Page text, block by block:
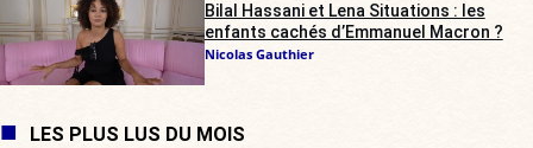
Bilal Hassani et Lena Situations : les
enfants cachés d’Emmanuel Macron ?
Nicolas Gauthier
LES PLUS LUS DU MOIS